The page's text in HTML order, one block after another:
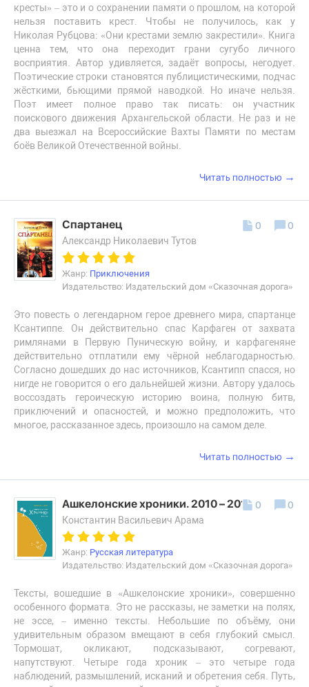
кресты» – это и о сохранении памяти о прошлом, на которой
нельзя поставить крест. Чтобы не получилось, как у
Николая Рубцова: «Они крестами землю закрестили». Книга
ценна тем, что она переходит грани сугубо личного
восприятия. Автор удивляется, задаёт вопросы, негодует.
Поэтические строки становятся публицистическими, подчас
жёсткими, бьющими прямой наводкой. Но иначе нельзя.
Поэт имеет полное право так писать: он участник
поискового движения Архангельской области. Не раз и не
два выезжал на Всероссийские Вахты Памяти по местам
боёв Великой Отечественной войны.
Читать полностью →
Спартанец
Александр Николаевич Тутов
Жанр: Приключения
Издательство: Издательский дом «Сказочная дорога»
Это повесть о легендарном герое древнего мира, спартанце
Ксантиппе. Он действительно спас Карфаген от захвата
римлянами в Первую Пуническую войну, и карфагеняне
действительно отплатили ему чёрной неблагодарностью.
Согласно дошедших до нас источников, Ксантипп спасся, но
нигде не говорится о его дальнейшей жизни. Автору удалось
воссоздать героическую историю воина, полную битв,
приключений и опасностей, и можно предположить, что
многое, рассказанное здесь, произошло на самом деле.
0 0
Читать полностью →
Ашкелонские хроники. 2010 – 2014
Константин Васильевич Арама
Жанр: Русская литература
Издательство: Издательский дом «Сказочная дорога»
Тексты, вошедшие в «Ашкелонские хроники», совершенно
особенного формата. Это не рассказы, не заметки на полях,
не эссе, – именно тексты. Небольшие по объёму, они
удивительным образом вмещают в себя глубокий смысл.
Тормошат, окликают, подсказывают, согревают,
напутствуют. Четыре года хроник – это четыре года
наблюдений, размышлений, исканий и обретения себя. Путь,
0 0